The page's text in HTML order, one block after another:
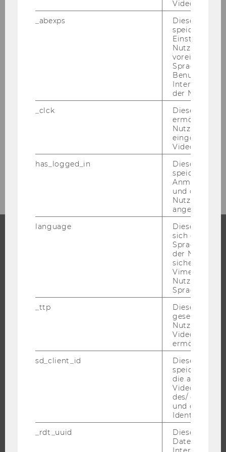
COMPETENCE CENTER STAR
Das Com­pe­tence Cen­ter for Sus­tai­
na­bi­li­ty Trans­for­ma­ti­on and Re­spon­
si­bi­li­ty (STaR) en­ga­giert sich für
DOKTORAT / PHD
INFORMATIONEN FÜR STUDIERENDE
INTERNATIONALE UND INCOMING EXCHANGE STUDIERENDE
ANGEBOTE FÜR SCHULEN UND STUDIENINTERESSIERTE
Videos
_abexps
Dieses Cookie
speichert
Nutzer*in, zB.
Sprache,
der Nutzer*in
_clck
Dieses Cookie
ermöglicht
Nutzung des
Video Players
has_logged_in
Dieses Cookie
speichert
und ob sich
Nutzer*in
angemeldet
language
Dieses
sich die
der
Vimeo in der
Nutzer
Sprache
_ttp
Dieser
gesetzt, um
Nutzung des
Videoplayers
ermöglichen
sd_client_id
Dieses Cookie
speichert
die aktuellen
des/ der
und einen
_rdt_uuid
Dieses
Daten über